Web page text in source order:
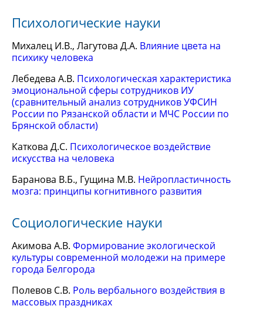
Психологические науки
Михалец И.В., Лагутова Д.А. Влияние цвета на
психику человека
Лебедева А.В. Психологическая характеристика
эмоциональной сферы сотрудников ИУ
(сравнительный анализ сотрудников УФСИН
России по Рязанской области и МЧС России по
Брянской области)
Каткова Д.С. Психологическое воздействие
искусства на человека
Баранова В.Б., Гущина М.В. Нейропластичность
мозга: принципы когнитивного развития
Социологические науки
Акимова А.В. Формирование экологической
культуры современной молодежи на примере
города Белгорода
Полевов С.В. Роль вербального воздействия в
массовых праздниках